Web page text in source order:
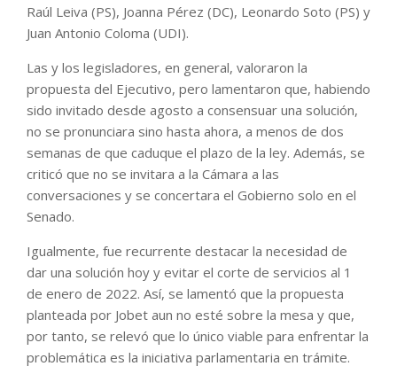
Raúl Leiva (PS), Joanna Pérez (DC), Leonardo Soto (PS) y
Juan Antonio Coloma (UDI).
Las y los legisladores, en general, valoraron la
propuesta del Ejecutivo, pero lamentaron que, habiendo
sido invitado desde agosto a consensuar una solución,
no se pronunciara sino hasta ahora, a menos de dos
semanas de que caduque el plazo de la ley. Además, se
criticó que no se invitara a la Cámara a las
conversaciones y se concertara el Gobierno solo en el
Senado.
Igualmente, fue recurrente destacar la necesidad de
dar una solución hoy y evitar el corte de servicios al 1
de enero de 2022. Así, se lamentó que la propuesta
planteada por Jobet aun no esté sobre la mesa y que,
por tanto, se relevó que lo único viable para enfrentar la
problemática es la iniciativa parlamentaria en trámite.